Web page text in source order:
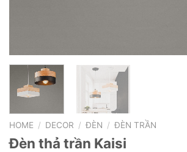
HOME / DECOR / ĐÈN / ĐÈN TRẦN
Đèn thả trần Kaisi